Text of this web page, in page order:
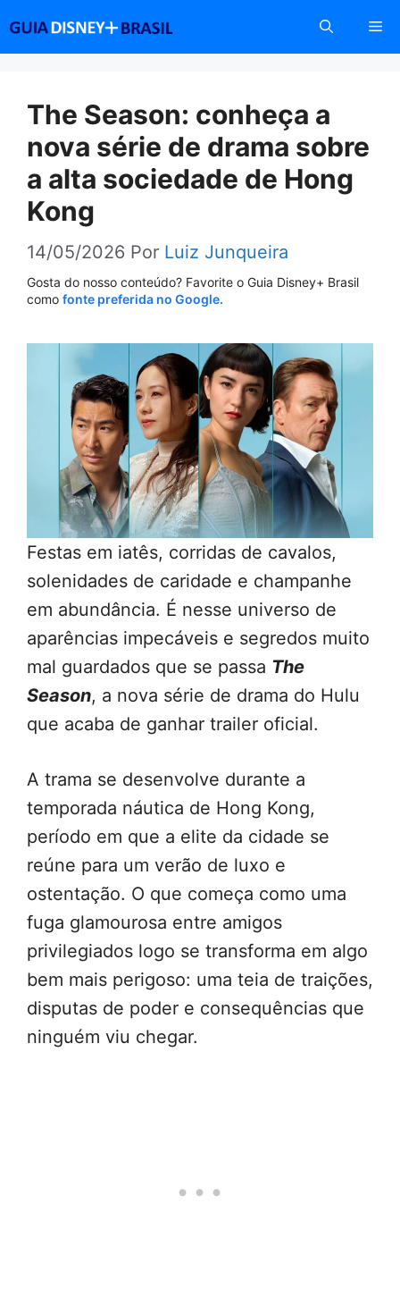
conteúdo
The Season: conheça a
nova série de drama sobre
a alta sociedade de Hong
Kong
14/05/2026 Por Luiz Junqueira
Gosta do nosso conteúdo? Favorite o Guia Disney+ Brasil
como fonte preferida no Google.
Festas em iatês, corridas de cavalos,
solenidades de caridade e champanhe
em abundância. É nesse universo de
aparências impecáveis e segredos muito
mal guardados que se passa The
Season, a nova série de drama do Hulu
que acaba de ganhar trailer oficial.
A trama se desenvolve durante a
temporada náutica de Hong Kong,
período em que a elite da cidade se
reúne para um verão de luxo e
ostentação. O que começa como uma
fuga glamourosa entre amigos
privilegiados logo se transforma em algo
bem mais perigoso: uma teia de traições,
disputas de poder e consequências que
ninguém viu chegar.